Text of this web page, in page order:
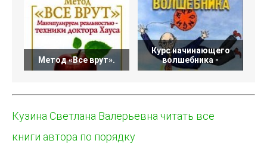
Метод «Все врут».
Курс начинающего
волшебника -
Кузина Светлана Валерьевна читать все
книги автора по порядку